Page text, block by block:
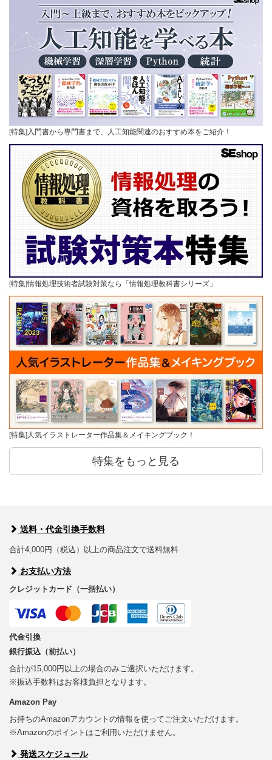
[特集]入門書から専門書まで、人工知能関連のおすすめ本をご紹介！
[特集]情報処理技術者試験対策なら「情報処理教科書シリーズ」
[特集]人気イラストレーター作品集＆メイキングブック！
特集をもっと見る
送料・代金引換手数料
合計4,000円（税込）以上の商品注文で送料無料
お支払い方法
クレジットカード（一括払い）
代金引換
銀行振込（前払い）
合計が15,000円以上の場合のみご選択いただけます。
※振込手数料はお客様負担となります。
Amazon Pay
お持ちのAmazonアカウントの情報を使ってご注文いただけます。
※Amazonのポイントはご利用いただけません。
発送スケジュール